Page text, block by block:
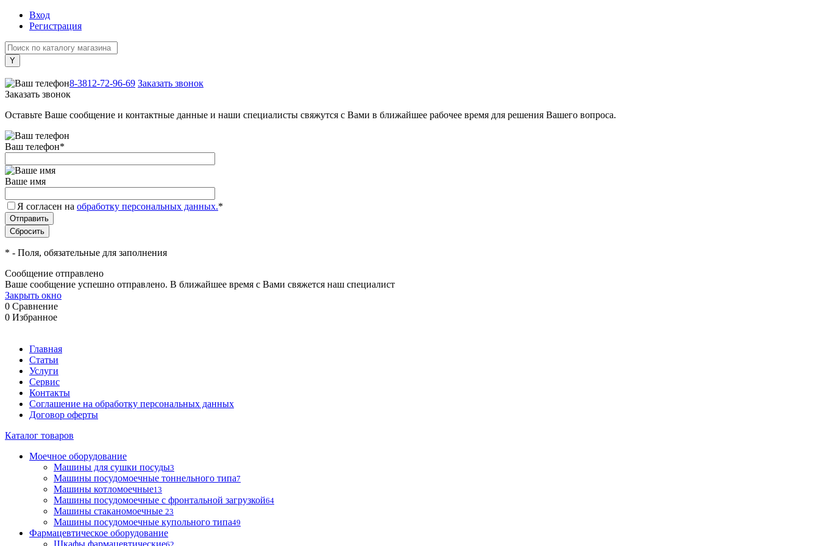
Вход
Регистрация
8-3812-72-96-69 Заказать звонок
Заказать звонок
Оставьте Ваше сообщение и контактные данные и наши специалисты свяжутся с Вами в ближайшее рабочее время для решения Вашего вопроса.
Ваш телефон*
Ваше имя
Я согласен на обработку персональных данных.*
* - Поля, обязательные для заполнения
Сообщение отправлено
Ваше сообщение успешно отправлено. В ближайшее время с Вами свяжется наш специалист
Закрыть окно
0 Сравнение
0 Избранное
Главная
Статьи
Услуги
Сервис
Контакты
Соглашение на обработку персональных данных
Договор оферты
Каталог товаров
Моечное оборудование
Машины для сушки посуды3
Машины посудомоечные тоннельного типа7
Машины котломоечные13
Машины посудомоечные с фронтальной загрузкой64
Машины стаканомоечные 23
Машины посудомоечные купольного типа49
Фармацевтическое оборудование
Шкафы фармацевтические